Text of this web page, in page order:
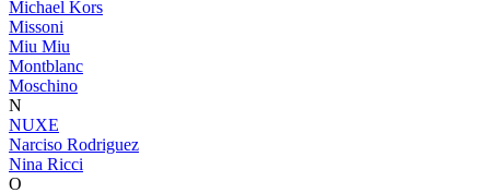
Michael Kors
Missoni
Miu Miu
Montblanc
Moschino
N
NUXE
Narciso Rodriguez
Nina Ricci
O